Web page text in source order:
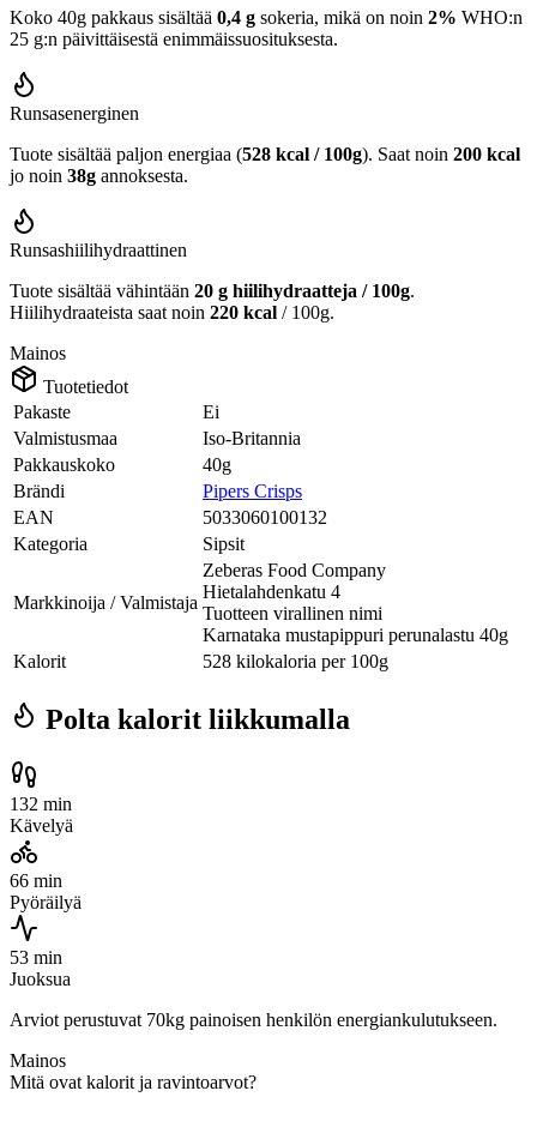
Koko 40g pakkaus sisältää 0,4 g sokeria, mikä on noin 2% WHO:n
25 g:n päivittäisestä enimmäissuosituksesta.
Runsasenerginen
Tuote sisältää paljon energiaa (528 kcal / 100g). Saat noin 200 kcal
jo noin 38g annoksesta.
Runsashiilihydraattinen
Tuote sisältää vähintään 20 g hiilihydraatteja / 100g.
Hiilihydraateista saat noin 220 kcal / 100g.
Mainos
Tuotetiedot
Pakaste
Ei
Valmistusmaa
Iso-Britannia
Pakkauskoko
40g
Brändi
Pipers Crisps
EAN
5033060100132
Kategoria
Sipsit
Markkinoija / Valmistaja
Zeberas Food Company
Hietalahdenkatu 4
Tuotteen virallinen nimi
Karnataka mustapippuri perunalastu 40g
Kalorit
528 kilokaloria per 100g
Polta kalorit liikkumalla
132 min
Kävelyä
66 min
Pyöräilyä
53 min
Juoksua
Arviot perustuvat 70kg painoisen henkilön energiankulutukseen.
Mainos
Mitä ovat kalorit ja ravintoarvot?